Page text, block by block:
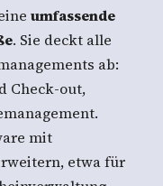
umfassende
. Sie deckt alle
ab:
Check-out,
mit
etwa für